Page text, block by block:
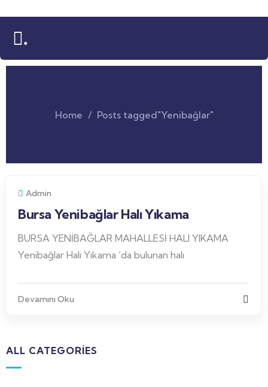
.
Home Posts tagged"Yenibağlar"
Admin
Bursa Yenibağlar Halı Yıkama
BURSA YENİBAĞLAR MAHALLESİ HALI YIKAMA
Yenibağlar Halı Yıkama ‘da bulunan halı
Devamını Oku
ALL CATEGORIES